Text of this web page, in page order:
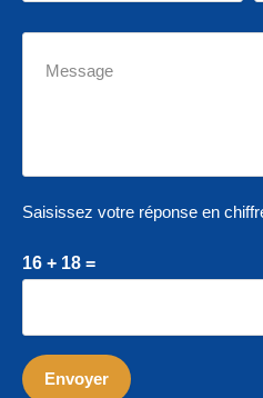
Saisissez votre réponse en
16 + 18 =